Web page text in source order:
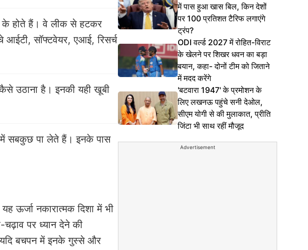
के होते हैं। वे लीक से हटकर
सॉफ्टवेयर, एआई, रिसर्च
उठाना है। इनकी यही खूबी
में सबकुछ पा लेते हैं। इनके पास
ऊर्जा नकारात्मक दिशा में भी
पर ध्यान देने की
यदि बचपन में इनके गुस्से और
में पास हुआ खास बिल, किन देशों
पर 100 प्रतिशत टैरिफ लगाएंगे
ट्रंप?
ODI वर्ल्ड 2027 में रोहित-विराट
के खेलने पर शिखर धवन का बड़ा
बयान, कहा- दोनों टीम को जिताने
में मदद करेंगे
'बटवारा 1947' के प्रमोशन के
लिए लखनऊ पहुंचे सनी देओल,
सीएम योगी से की मुलाकात, प्रीति
जिंटा भी साथ रहीं मौजूद
Advertisement